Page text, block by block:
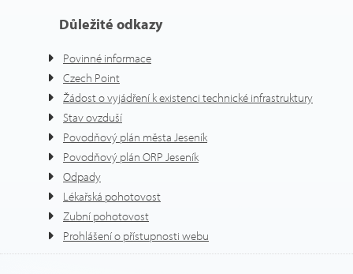
Důležité odkazy
Povinné informace
Czech Point
Žádost o vyjádření k existenci technické infrastruktury
Stav ovzduší
Povodňový plán města Jeseník
Povodňový plán ORP Jeseník
Odpady
Lékařská pohotovost
Zubní pohotovost
Prohlášení o přístupnosti webu